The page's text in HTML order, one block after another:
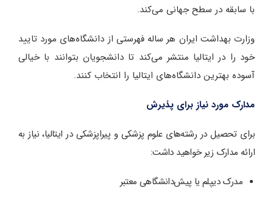
با سابقه در سطح جهانی می‌‌کند.
وزارت بهداشت ایران هر ساله فهرستی از دانشگاه‌‌های مورد تایید
خود را در ایتالیا منتشر می‌‌کند تا دانشجویان بتوانند با خیالی
آسوده بهترین دانشگاه‌های ایتالیا را انتخاب کنند.
مدارک مورد نیاز برای پذیرش
برای تحصیل در رشته‌‌های علوم پزشکی و پیراپزشکی در ایتالیا، نیاز به
ارائه مدارک زیر خواهید داشت:
مدرک دیپلم یا پیش‌دانشگاهی معتبر